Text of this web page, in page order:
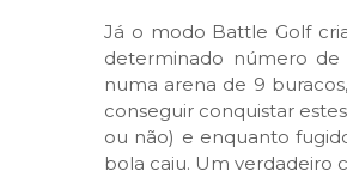
Já o modo Battle Golf
determinado número
numa arena de 9
conseguir conquistar
ou não) e enquanto
bola caiu. Um verdadeiro